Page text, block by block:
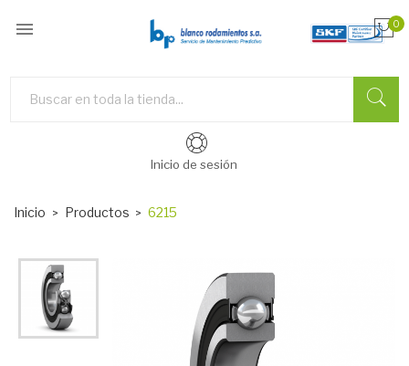
 0
Inicio de sesión
Inicio Productos 6215